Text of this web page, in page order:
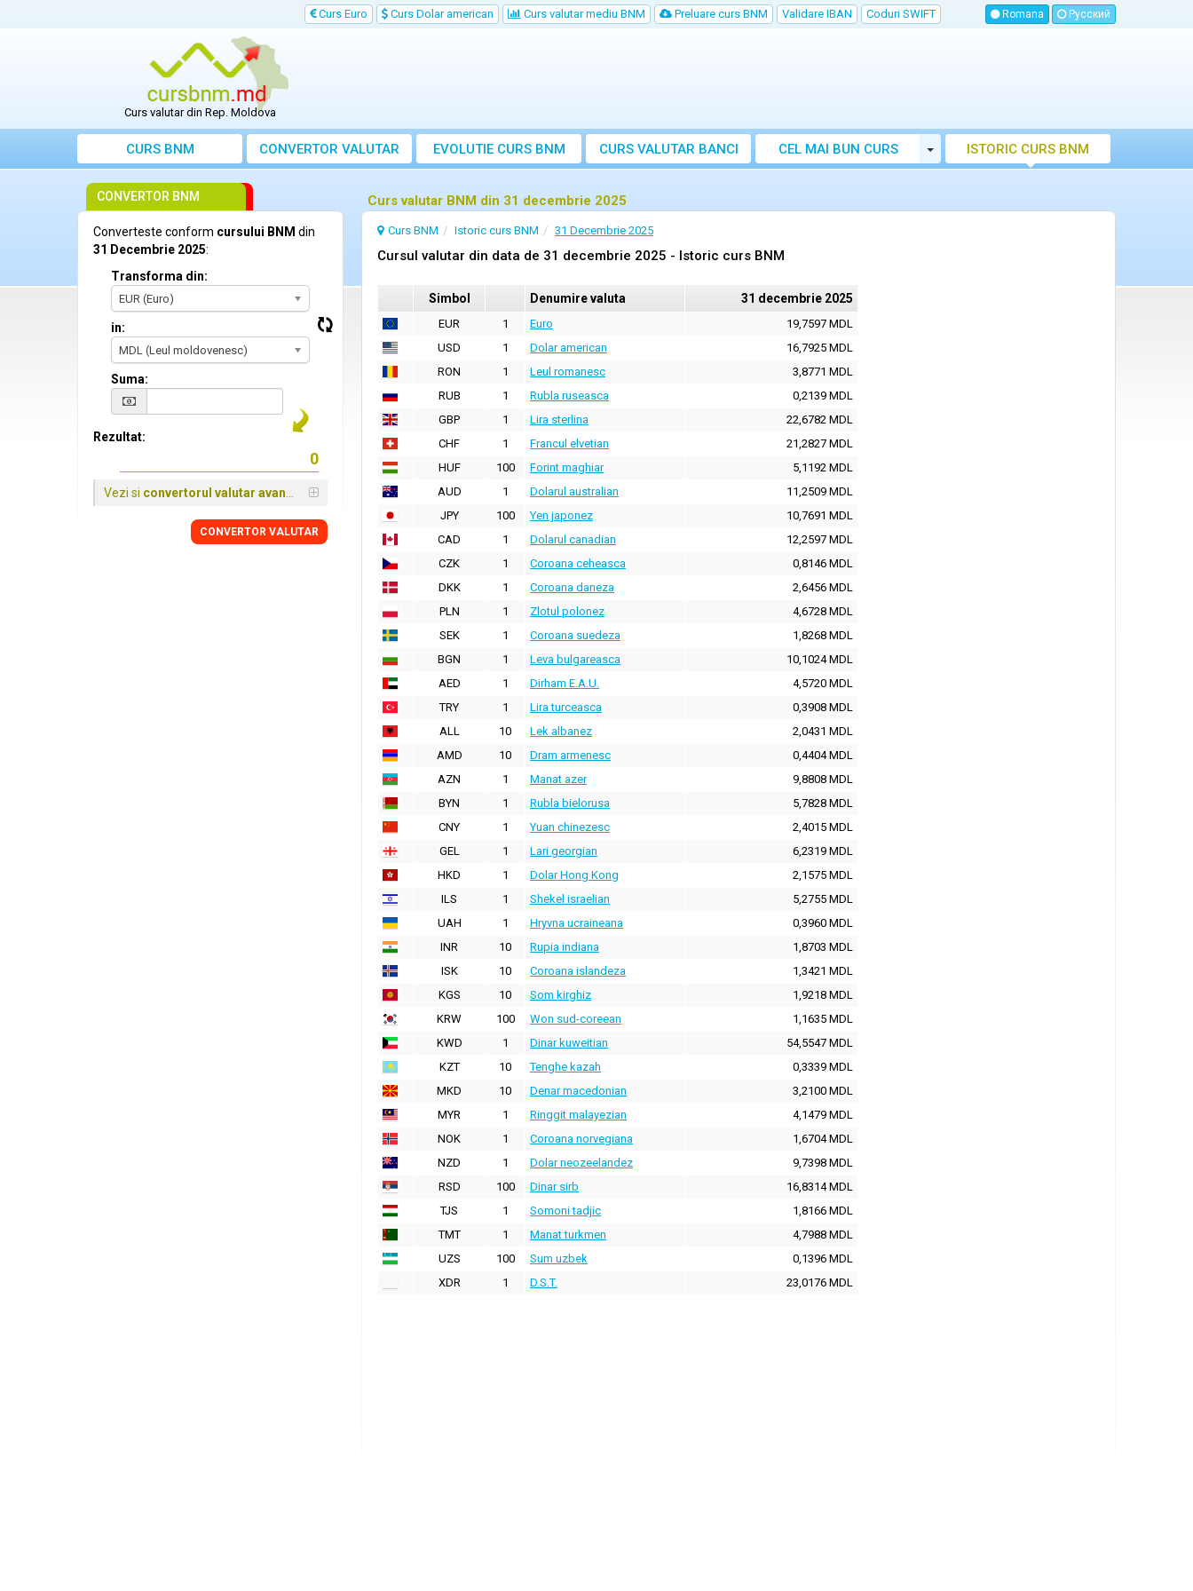
Curs Euro Curs Dolar american Curs valutar mediu BNM Preluare curs BNM Validare IBAN Coduri SWIFT Romana Русский
Curs valutar din Rep. Moldova
CURS BNM CONVERTOR VALUTAR EVOLUTIE CURS BNM CURS VALUTAR BANCI
CEL MAI BUN CURS
VALUTAR MOLDOVA
Toggle Dropdown
ISTORIC CURS BNM
Curs valutar BNM din 31 decembrie 2025
Curs BNM Istoric curs BNM 31 Decembrie 2025
Cursul valutar din data de 31 decembrie 2025 - Istoric curs BNM
Simbol Denumire valuta 31 decembrie 2025
EUR 1 Euro
19,7597 MDL
USD
1 Dolar american
16,7925 MDL
RON
1 Leul romanesc
3,8771 MDL
RUB
1 Rubla ruseasca
0,2139 MDL
GBP
1 Lira sterlina
22,6782 MDL
CHF
1 Francul elvetian
21,2827 MDL
HUF
100 Forint maghiar
5,1192 MDL
AUD
1 Dolarul australian
11,2509 MDL
JPY
100 Yen japonez
10,7691 MDL
CAD
1 Dolarul canadian
12,2597 MDL
CZK
1 Coroana ceheasca
0,8146 MDL
DKK
1 Coroana daneza
2,6456 MDL
PLN
1 Zlotul polonez
4,6728 MDL
SEK
1 Coroana suedeza
1,8268 MDL
BGN
1 Leva bulgareasca
10,1024 MDL
AED
1 Dirham E.A.U.
4,5720 MDL
TRY
1 Lira turceasca
0,3908 MDL
ALL
10 Lek albanez
2,0431 MDL
AMD
10 Dram armenesc
0,4404 MDL
AZN
1 Manat azer
9,8808 MDL
BYN
1 Rubla bielorusa
5,7828 MDL
CNY
1 Yuan chinezesc
2,4015 MDL
GEL
1 Lari georgian
6,2319 MDL
HKD
1 Dolar Hong Kong
2,1575 MDL
ILS
1 Shekel israelian
5,2755 MDL
UAH
1 Hryvna ucraineana
0,3960 MDL
INR
10 Rupia indiana
1,8703 MDL
ISK
10 Coroana islandeza
1,3421 MDL
KGS
10 Som kirghiz
1,9218 MDL
KRW
100 Won sud-coreean
1,1635 MDL
KWD
1 Dinar kuweitian
54,5547 MDL
KZT
10 Tenghe kazah
0,3339 MDL
MKD
10 Denar macedonian
3,2100 MDL
MYR
1 Ringgit malayezian
4,1479 MDL
NOK
1 Coroana norvegiana
1,6704 MDL
NZD
1 Dolar neozeelandez
9,7398 MDL
RSD
100 Dinar sirb
16,8314 MDL
TJS
1 Somoni tadjic
1,8166 MDL
TMT
1 Manat turkmen
4,7988 MDL
UZS
100 Sum uzbek
0,1396 MDL
XDR
1 D.S.T. 23,0176 MDL
CONVERTOR BNM
Converteste conform cursului BNM din
31 Decembrie 2025:
Transforma din:
EUR (Euro)
in:
MDL (Leul moldovenesc)
Suma:
Rezultat:
Vezi si convertorul valutar avansat
CONVERTOR VALUTAR